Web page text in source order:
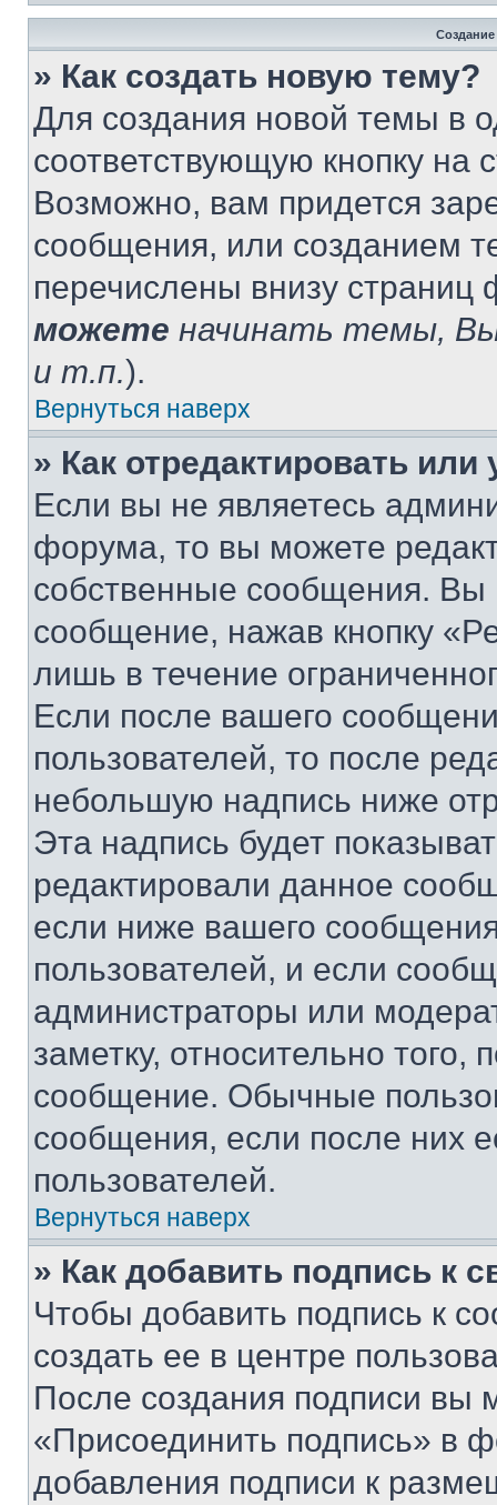
» Как создать новую тему?
Для создания новой темы в
соответствующую кнопку
Возможно, вам придется
сообщения, или созданием
перечислены внизу
можете начинать темы,
и т.п.).
Вернуться наверх
» Как отредактировать
Если вы не являетесь
форума, то вы можете
собственные сообщения. Вы
сообщение, нажав кнопку
лишь в течение
Если после вашего
пользователей, то после
небольшую надпись ниже
Эта надпись будет
редактировали данное
если ниже вашего
пользователей, и если
администраторы или
заметку, относительно
сообщение. Обычные
сообщения, если после них
пользователей.
Вернуться наверх
» Как добавить подпись к
Чтобы добавить подпись к
создать ее в центре
После создания подписи вы
«Присоединить подпись» в
добавления подписи к